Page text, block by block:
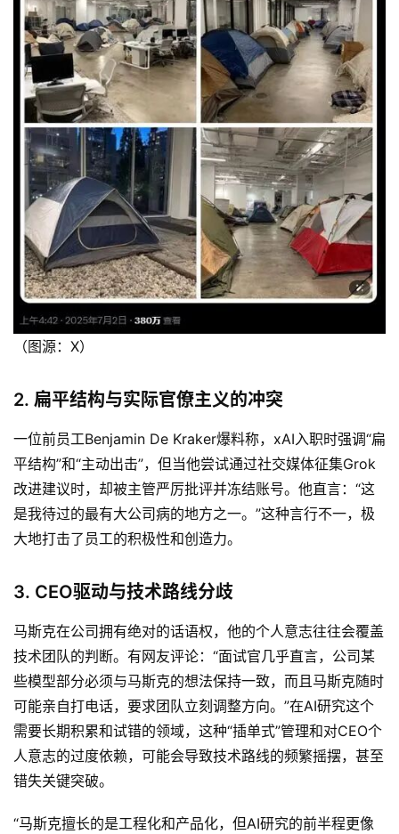
（图源：X）
2. 扁平结构与实际官僚主义的冲突
一位前员工Benjamin De Kraker爆料称，xAI入职时强调“扁
平结构”和“主动出击”，但当他尝试通过社交媒体征集Grok
改进建议时，却被主管严厉批评并冻结账号。他直言：“这
是我待过的最有大公司病的地方之一。”这种言行不一，极
大地打击了员工的积极性和创造力。
3. CEO驱动与技术路线分歧
马斯克在公司拥有绝对的话语权，他的个人意志往往会覆盖
技术团队的判断。有网友评论：“面试官几乎直言，公司某
些模型部分必须与马斯克的想法保持一致，而且马斯克随时
可能亲自打电话，要求团队立刻调整方向。”在AI研究这个
需要长期积累和试错的领域，这种“插单式”管理和对CEO个
人意志的过度依赖，可能会导致技术路线的频繁摇摆，甚至
错失关键突破。
“马斯克擅长的是工程化和产品化，但AI研究的前半程更像